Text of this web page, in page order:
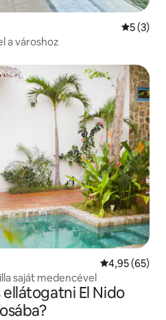
Átlagos
5 (3)
a városhoz
Átlagos
4,95 (65)
saját medencével
El Nido